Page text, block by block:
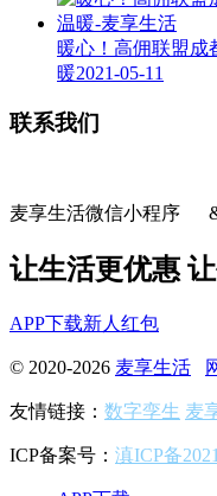
暖心！高佣联盟成
暖2021-05-11
联系我们
麦享生活微信小程序
让生活更优惠
APP下载新人红包
© 2020-2026 麦享生活
友情链接： 数字孪生 麦
ICP备案号： 滇ICP备